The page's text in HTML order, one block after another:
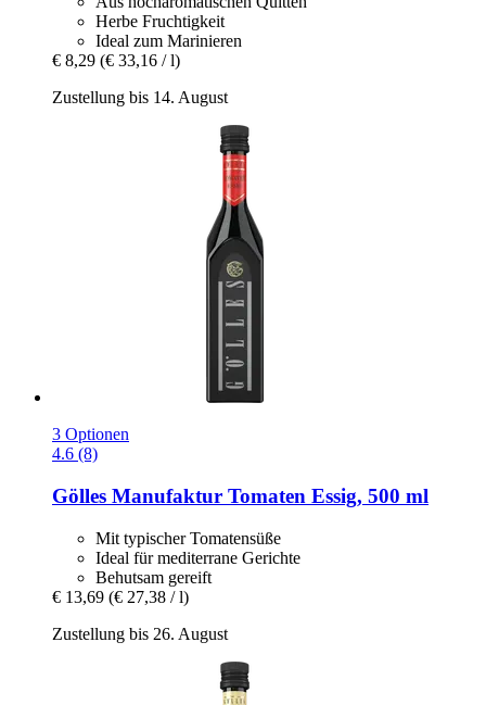
Herbe Fruchtigkeit
Ideal zum Marinieren
€ 8,29 (€ 33,16 / l)
Zustellung bis 14. August
3 Optionen
4.6 (8)
Gölles Manufaktur Tomaten Essig, 500 ml
Mit typischer Tomatensüße
Ideal für mediterrane Gerichte
Behutsam gereift
€ 13,69 (€ 27,38 / l)
Zustellung bis 26. August